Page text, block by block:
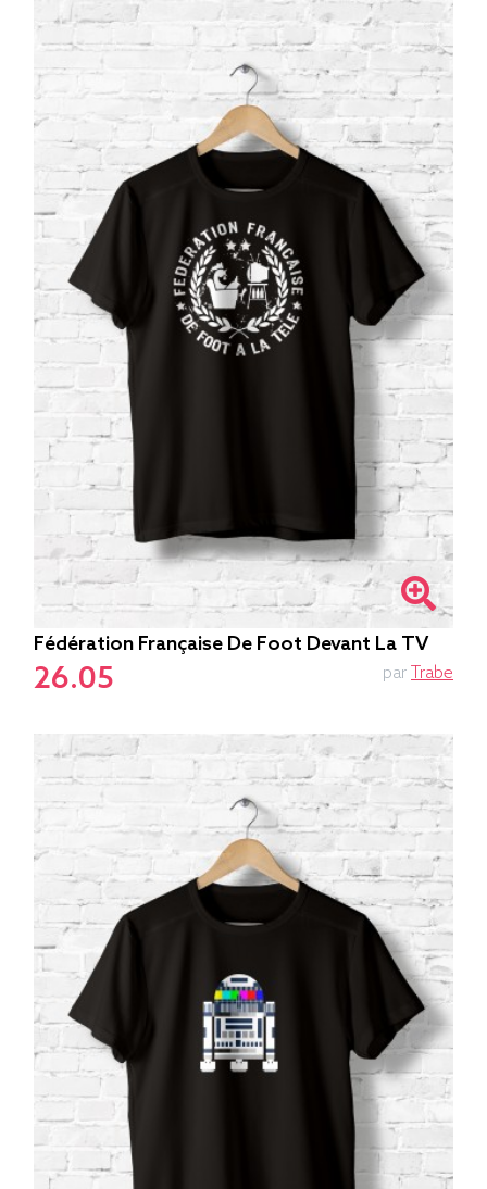
Fédération Française De Foot Devant La TV
26.05 par Trabe